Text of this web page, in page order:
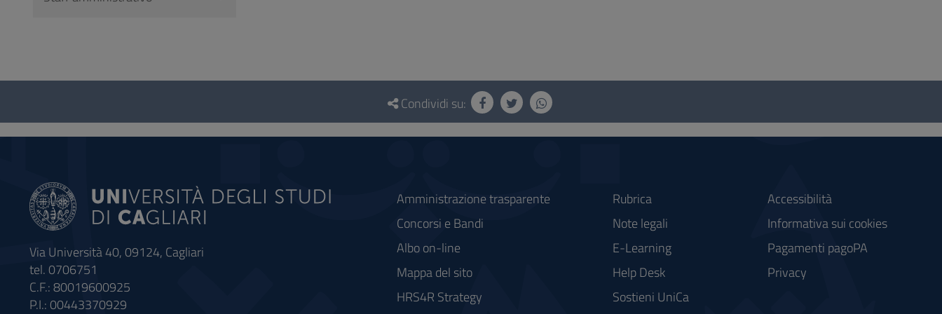
Questionario
social
Condividi su:
Via Università 40, 09124, Cagliari
tel. 0706751
C.F.: 80019600925
P.I.: 00443370929
Amministrazione trasparente
Concorsi e Bandi
Albo on-line
Mappa del sito
HRS4R Strategy
Rubrica
Note legali
E-Learning
Help Desk
Sostieni UniCa
Accessibilità
Informativa sui cookies
Pagamenti pagoPA
Privacy